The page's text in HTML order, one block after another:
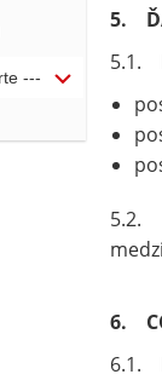
5.
5.1.
5.2.
6.
6.1.